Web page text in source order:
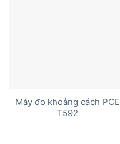
Máy đo khoảng cách PCE
T592